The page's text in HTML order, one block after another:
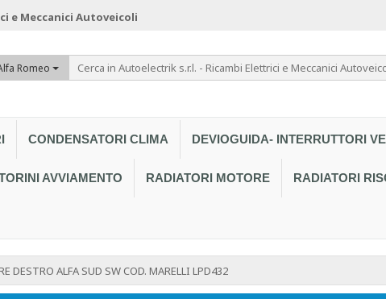
e Meccanici Autoveicoli
Romeo
CONDENSATORI CLIMA DEVIOGUIDA- INTERRUTTORI
AVVIAMENTO RADIATORI MOTORE RADIATORI
DESTRO ALFA SUD SW COD. MARELLI LPD432